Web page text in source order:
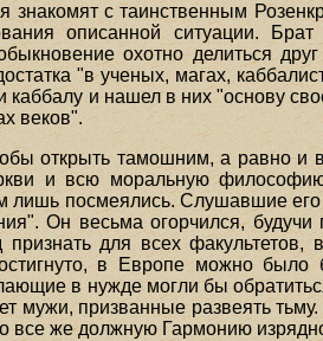
знакомят с таинственным
описанной ситуации.
охотно делиться
"в ученых, магах,
и нашел в них "основу
веков".
открыть тамошним, а равно
и всю моральную
лишь посмеялись. Слушавшие
Он весьма огорчился,
для всех
в Европе можно
в нужде могли бы
мужи, призванные развеять
все же должную Гармонию